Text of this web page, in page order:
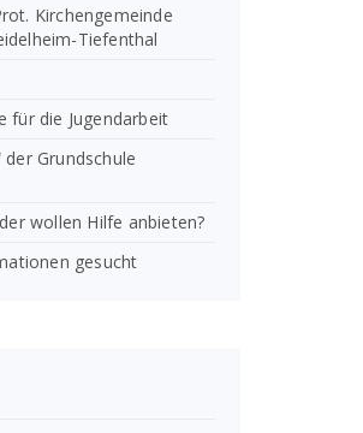
Kirchengemeinde
Tiefenthal
für die Jugendarbeit
der Grundschule
wollen Hilfe anbieten?
gesucht